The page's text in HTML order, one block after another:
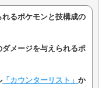
れるポケモンと技構成の
ダメージを与えられるポ
「カウンターリスト」 か